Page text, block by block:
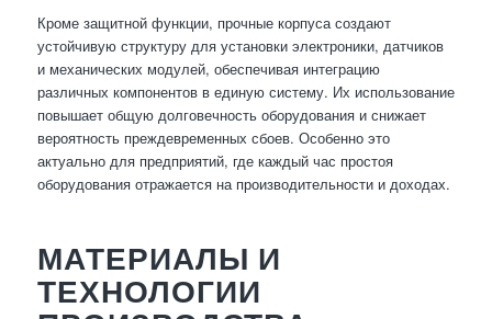
Кроме защитной функции, прочные корпуса создают
устойчивую структуру для установки электроники, датчиков
и механических модулей, обеспечивая интеграцию
различных компонентов в единую систему. Их использование
повышает общую долговечность оборудования и снижает
вероятность преждевременных сбоев. Особенно это
актуально для предприятий, где каждый час простоя
оборудования отражается на производительности и доходах.
МАТЕРИАЛЫ И
ТЕХНОЛОГИИ